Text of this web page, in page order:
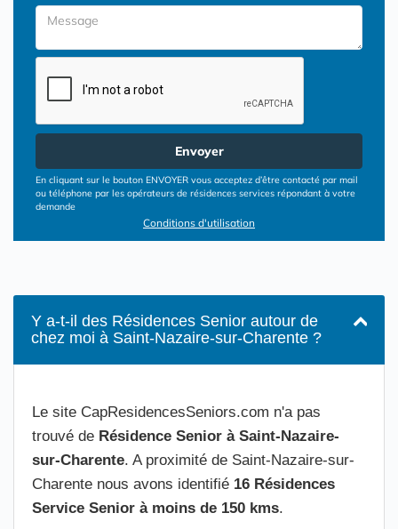
Envoyer
En cliquant sur le bouton ENVOYER vous acceptez d’être contacté par mail
ou téléphone par les opérateurs de résidences services répondant à votre
demande
Conditions d'utilisation
Y a-t-il des Résidences Senior autour de
chez moi à Saint-Nazaire-sur-Charente ?
Le site CapResidencesSeniors.com n'a pas
trouvé de Résidence Senior à Saint-Nazaire-
sur-Charente. A proximité de Saint-Nazaire-sur-
Charente nous avons identifié 16 Résidences
Service Senior à moins de 150 kms.